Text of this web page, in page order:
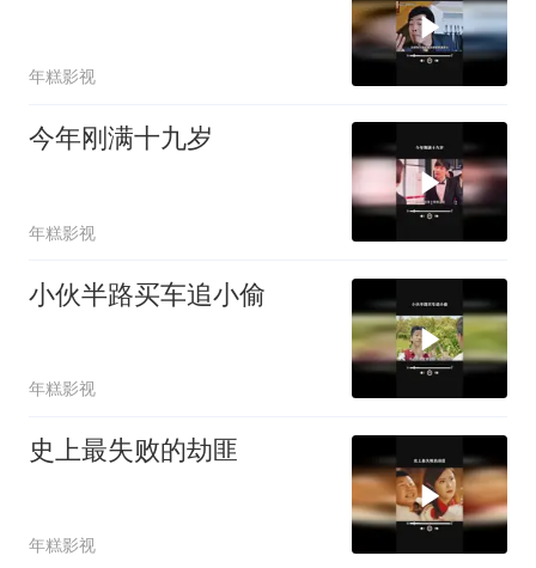
年糕影视
今年刚满十九岁
年糕影视
小伙半路买车追小偷
年糕影视
史上最失败的劫匪
年糕影视